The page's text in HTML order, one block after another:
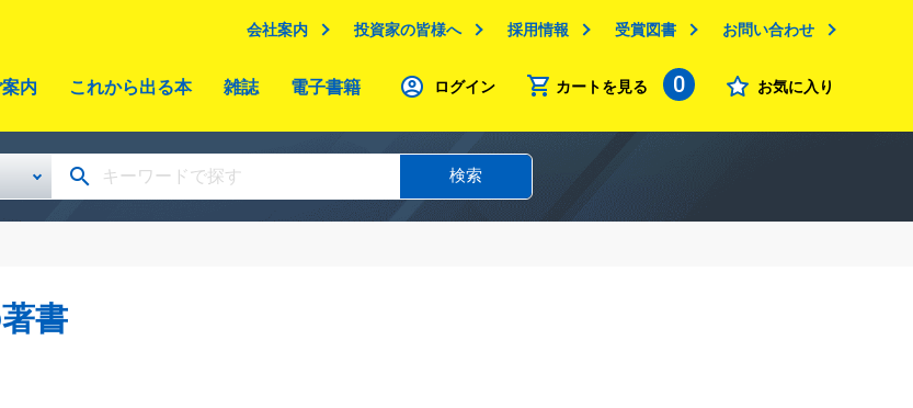
会社案内 投資家の皆様へ 採用情報 受賞図書 お問い合わせ
内 これから出る本 雑誌 電子書籍 ログイン カートを見る 0 お気に入り
検索
書